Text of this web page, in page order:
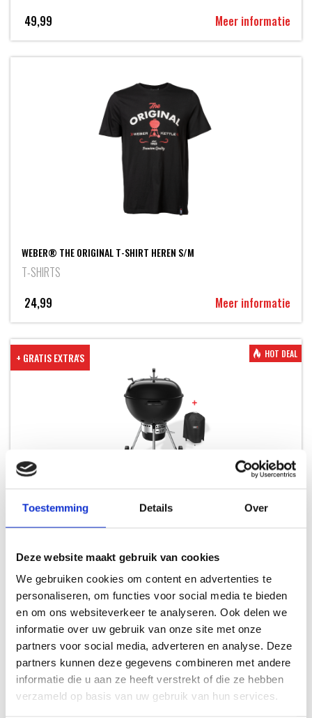
Toestemming Details Over
Deze website maakt gebruik van cookies
We gebruiken cookies om content en advertenties te
personaliseren, om functies voor social media te bieden
en om ons websiteverkeer te analyseren. Ook delen we
informatie over uw gebruik van onze site met onze
partners voor social media, adverteren en analyse. Deze
partners kunnen deze gegevens combineren met andere
informatie die u aan ze heeft verstrekt of die ze hebben
verzameld op basis van uw gebruik van hun services.
49,99
Meer informatie
WEBER® THE ORIGINAL T-SHIRT HEREN S/M
T-SHIRTS
24,99
Meer informatie
+ GRATIS EXTRA'S HOT DEAL
MASTER-TOUCH
369,00Oorspronkelijke
prijs
was:
369,00.
299,00
Huidige
prijs
is:
299,00.